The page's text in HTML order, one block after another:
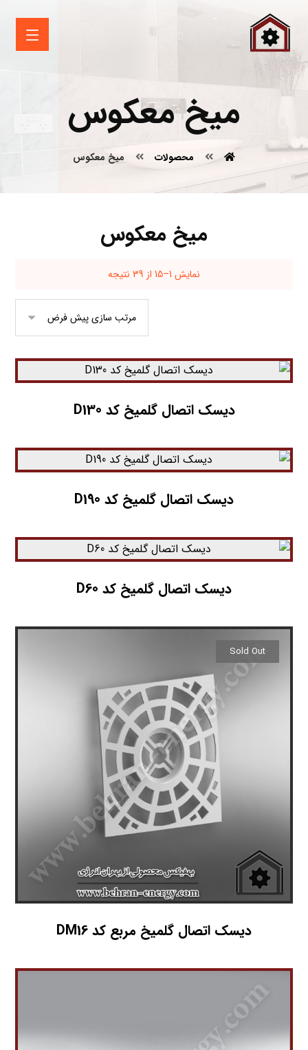
میخ معکوس
محصولات میخ معکوس
میخ معکوس
نمایش 1–15 از 39 نتیجه
دیسک اتصال گلمیخ کد D130
دیسک اتصال گلمیخ کد D190
دیسک اتصال گلمیخ کد D60
دیسک اتصال گلمیخ مربع کد DM16
Sold Out